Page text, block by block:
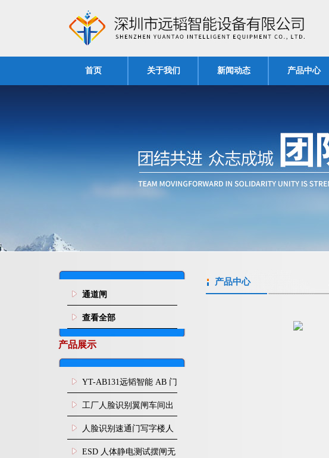
首页 关于我们 新闻动态 产品中心
通道闸
查看全部
产品展示
YT-AB131远韬智能 AB 门
闸机双通道互锁防尾随闸
机
工厂人脸识别翼闸车间出
入口人行通道门禁
人脸识别速通门写字楼人
行通道闸门禁设备
ESD 人体静电测试摆闸无
产品中心